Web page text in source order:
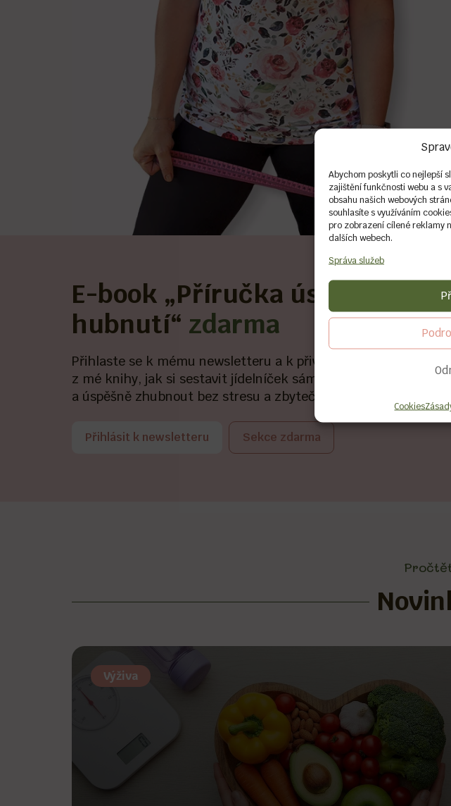
Abychom poskytli co nejlepší
zajištění funkčnosti webu a s
obsahu našich webových
souhlasíte s využíváním
pro zobrazení cílené reklamy
dalších webech.
Správa služeb
Cookies
E-book „Příručka úspěšného
hubnutí“ zdarma
Přihlaste se k mému newsletteru a k přivítaní se naučíte
z mé knihy, jak si sestavit jídelníček sám sobě na míru
a úspěšně zhubnout bez stresu a zbytečného omezování.
Přihlásit k newsletteru Sekce zdarma
Výživa